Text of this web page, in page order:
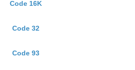
Code 16K
Code 32
Code 93